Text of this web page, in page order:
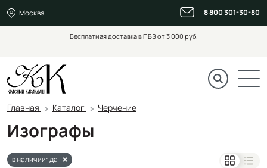
Москва 8 800 301-30-80
Бесплатная доставка в ПВЗ от 3 000 руб.
Главная Каталог Черчение
Изографы
в наличии: да